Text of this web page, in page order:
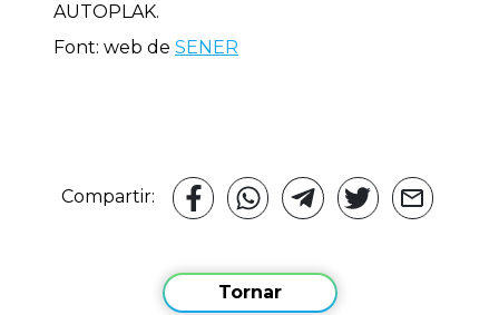
AUTOPLAK.
Font: web de SENER
Compartir:
Tornar